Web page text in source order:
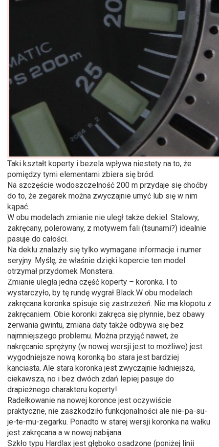
Taki kształt koperty i bezela wpływa niestety na to, że
pomiędzy tymi elementami zbiera się bród.
Na szczęście wodoszczelność 200 m przydaje się choćby
do to, że zegarek można zwyczajnie umyć lub się w nim
kąpać.
W obu modelach zmianie nie uległ także dekiel. Stalowy,
zakręcany, polerowany, z motywem fali (tsunami?) idealnie
pasuje do całości.
Na deklu znalazły się tylko wymagane informacje i numer
seryjny. Myślę, że właśnie dzięki kopercie ten model
otrzymał przydomek Monstera.
Zmianie uległa jedna część koperty – koronka. I to
wystarczyło, by tę rundę wygrał Black.W obu modelach
zakręcana koronka spisuje się zastrzeżeń. Nie ma kłopotu z
zakręcaniem. Obie koronki zakręca się płynnie, bez obawy
zerwania gwintu, zmiana daty także odbywa się bez
najmniejszego problemu. Można przyjąć nawet, że
nakręcanie sprężyny (w nowej wersji jest to możliwe) jest
wygodniejsze nową koronką bo stara jest bardziej
kanciasta. Ale stara koronka jest zwyczajnie ładniejsza,
ciekawsza, no i bez dwóch zdań lepiej pasuje do
drapieżnego charakteru koperty!
Radełkowanie na nowej koronce jest oczywiście
praktyczne, nie zaszkodziło funkcjonalności ale nie-pa-su-
je-te-mu-zegarku. Ponadto w starej wersji koronka na wałku
jest zakręcana a w nowej nabijana.
Szkło typu Hardlax jest głęboko osadzone (poniżej linii